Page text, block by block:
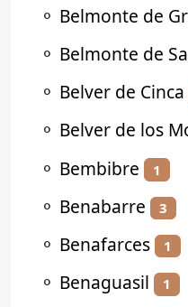
⚬ Belmonte de
⚬ Belmonte de
⚬ Belver de Cinca
⚬ Belver de los
⚬ Bembibre 1
⚬ Benabarre 3
⚬ Benafarces 1
⚬ Benaguasil 1